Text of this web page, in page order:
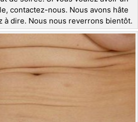
contactez-nous. Nous avons hâte
à dire. Nous nous reverrons bientôt.